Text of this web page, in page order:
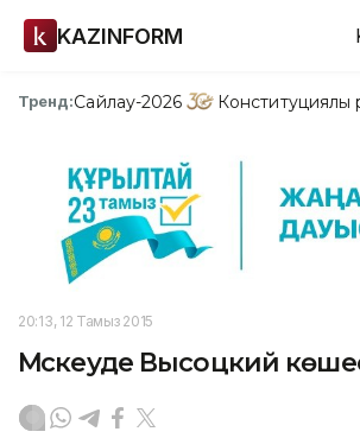
KAZINFORM
Тренд:Сайлау-2026
20:13, 12 Тамыз 2015
Мәскеуде Высоцкий